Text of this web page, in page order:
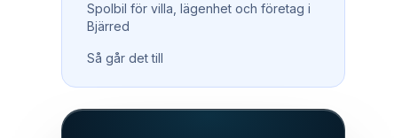
Spolbil för villa, lägenhet och företag i
Bjärred
Så går det till